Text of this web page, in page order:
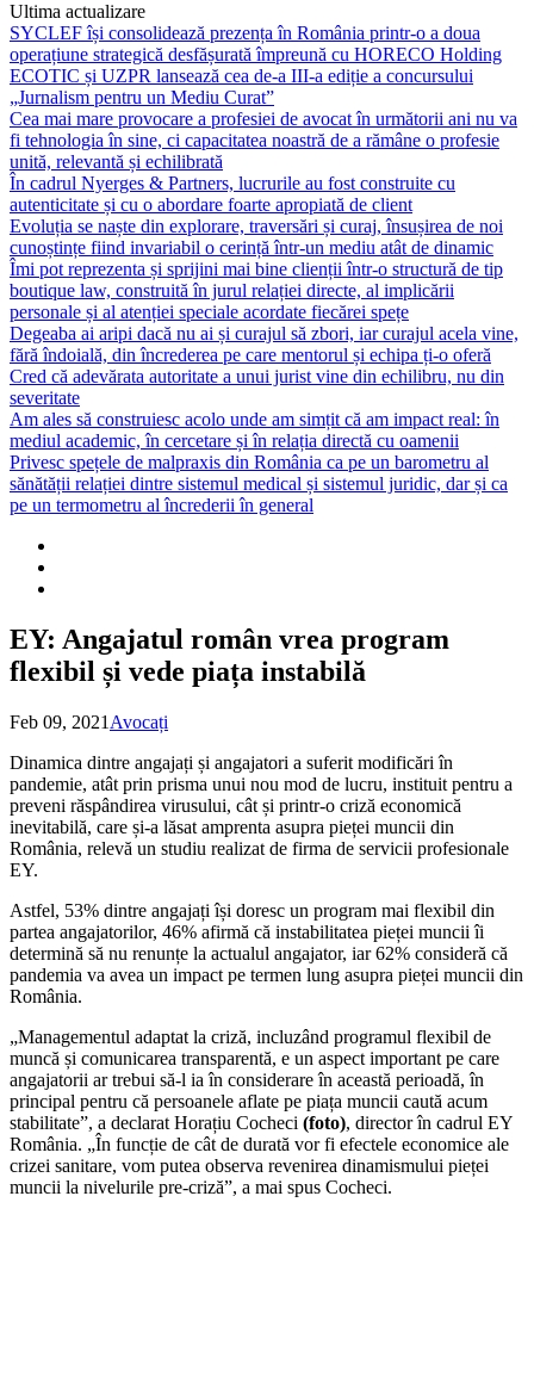
Ultima actualizare
SYCLEF își consolidează prezența în România printr-o a doua
operațiune strategică desfășurată împreună cu HORECO Holding
ECOTIC și UZPR lansează cea de-a III-a ediție a concursului
„Jurnalism pentru un Mediu Curat”
Cea mai mare provocare a profesiei de avocat în următorii ani nu va
fi tehnologia în sine, ci capacitatea noastră de a rămâne o profesie
unită, relevantă și echilibrată
În cadrul Nyerges & Partners, lucrurile au fost construite cu
autenticitate și cu o abordare foarte apropiată de client
Evoluția se naște din explorare, traversări și curaj, însușirea de noi
cunoștințe fiind invariabil o cerință într-un mediu atât de dinamic
Îmi pot reprezenta și sprijini mai bine clienții într-o structură de tip
boutique law, construită în jurul relației directe, al implicării
personale și al atenției speciale acordate fiecărei spețe
Degeaba ai aripi dacă nu ai și curajul să zbori, iar curajul acela vine,
fără îndoială, din încrederea pe care mentorul și echipa ți-o oferă
Cred că adevărata autoritate a unui jurist vine din echilibru, nu din
severitate
Am ales să construiesc acolo unde am simțit că am impact real: în
mediul academic, în cercetare și în relația directă cu oamenii
Privesc spețele de malpraxis din România ca pe un barometru al
sănătății relației dintre sistemul medical și sistemul juridic, dar și ca
pe un termometru al încrederii în general
EY: Angajatul român vrea program
flexibil și vede piața instabilă
Feb 09, 2021 Avocați
Dinamica dintre angajați și angajatori a suferit modificări în
pandemie, atât prin prisma unui nou mod de lucru, instituit pentru a
preveni răspândirea virusului, cât și printr-o criză economică
inevitabilă, care și-a lăsat amprenta asupra pieței muncii din
România, relevă un studiu realizat de firma de servicii profesionale
EY.
Astfel, 53% dintre angajați își doresc un program mai flexibil din
partea angajatorilor, 46% afirmă că instabilitatea pieței muncii îi
determină să nu renunțe la actualul angajator, iar 62% consideră că
pandemia va avea un impact pe termen lung asupra pieței muncii din
România.
„Managementul adaptat la criză, incluzând programul flexibil de
muncă și comunicarea transparentă, e un aspect important pe care
angajatorii ar trebui să-l ia în considerare în această perioadă, în
principal pentru că persoanele aflate pe piața muncii caută acum
stabilitate”, a declarat Horațiu Cocheci (foto), director în cadrul EY
România. „În funcție de cât de durată vor fi efectele economice ale
crizei sanitare, vom putea observa revenirea dinamismului pieței
muncii la nivelurile pre-criză”, a mai spus Cocheci.